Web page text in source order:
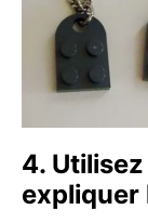
4.
expliquer